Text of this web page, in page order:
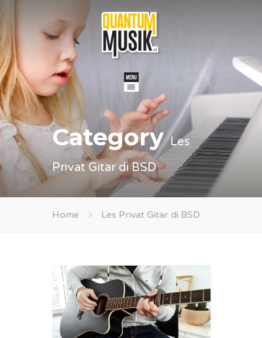
CategoryLes
Privat Gitar di BSD
Home Les Privat Gitar di BSD